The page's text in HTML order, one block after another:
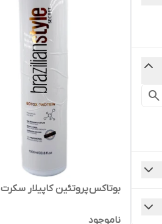
بوتاکس پروتئین کاپیلار سکرت
ناموجود